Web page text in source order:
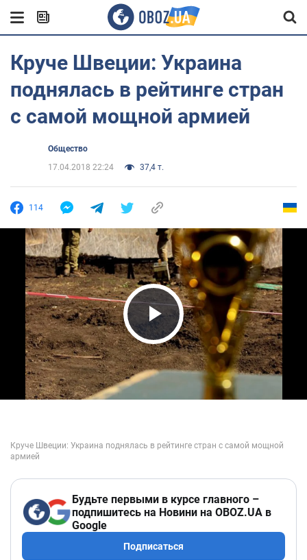
Круче Швеции: Украина
поднялась в рейтинге стран
с самой мощной армией
Общество
17.04.2018 22:24
37,4 т.
114
Play Video
Будьте первыми в курсе главного –
подпишитесь на Новини на OBOZ.UA в
Google
Подписаться